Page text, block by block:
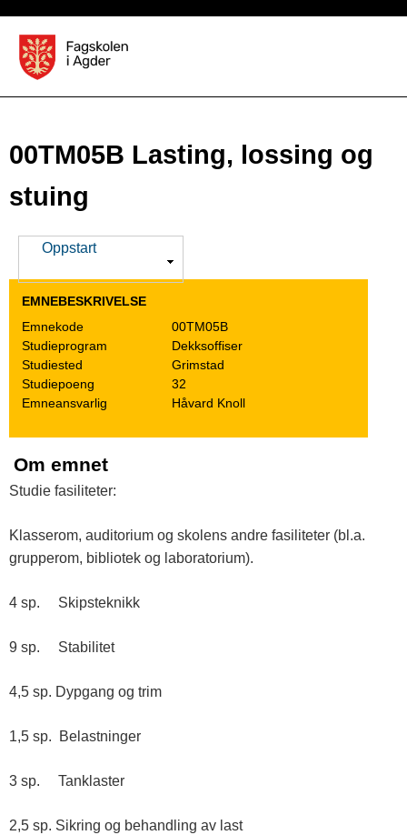
hovedinnhold
S
t
d
i
a
t
a
l
g
A
d
00TM05B Lasting, lossing og
stuing
V
s
Oppstart
EMNEBESKRIVELSE
Emnekode
00TM05B
Studieprogram
Dekksoffiser
Studiested
Grimstad
Studiepoeng
32
Emneansvarlig
Håvard Knoll
Om emnet
Studie fasiliteter:
Klasserom, auditorium og skolens andre fasiliteter (bl.a.
grupperom, bibliotek og laboratorium).
4 sp. Skipsteknikk
9 sp. Stabilitet
4,5 sp. Dypgang og trim
1,5 sp. Belastninger
3 sp. Tanklaster
2,5 sp. Sikring og behandling av last